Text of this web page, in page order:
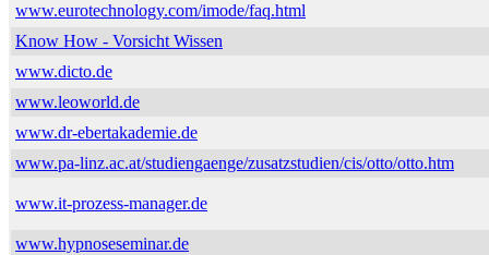
www.eurotechnology.com/imode/faq.html
Know How - Vorsicht Wissen
www.dicto.de
www.leoworld.de
www.dr-ebertakademie.de
www.pa-linz.ac.at/studiengaenge/zusatzstudien/cis/otto/otto.htm
www.it-prozess-manager.de
www.hypnoseseminar.de